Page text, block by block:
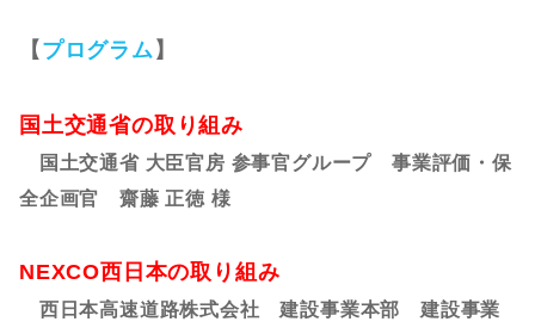
【 プログラム 】
国土交通省の取り組み
国土交通省 大臣官房 参事官グループ 事業評価・保
全企画官 齋藤 正徳 様
NEXCO西日本の取り組み
西日本高速道路株式会社 建設事業本部 建設事業